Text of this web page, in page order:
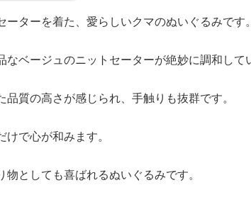
ターを着た、愛らしいクマのぬいぐるみです。
ベージュのニットセーターが絶妙に調和して
質の高さが感じられ、手触りも抜群です。
で心が和みます。
としても喜ばれるぬいぐるみです。